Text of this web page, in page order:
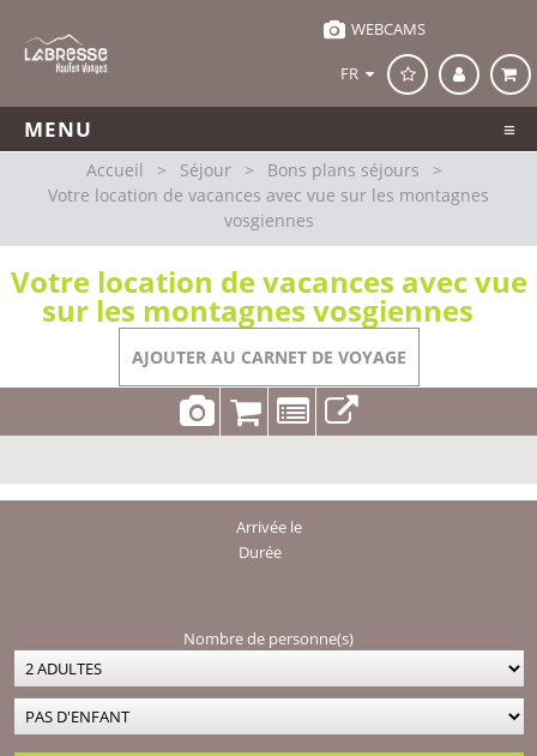
WEBCAMS
FR
MENU
Accueil > Séjour > Bons plans séjours
>
Votre location de vacances avec vue sur les montagnes
vosgiennes
Votre location de vacances avec vue
sur les montagnes vosgiennes
AJOUTER AU CARNET DE VOYAGE
Arrivée le
Durée
Nombre de personne(s)